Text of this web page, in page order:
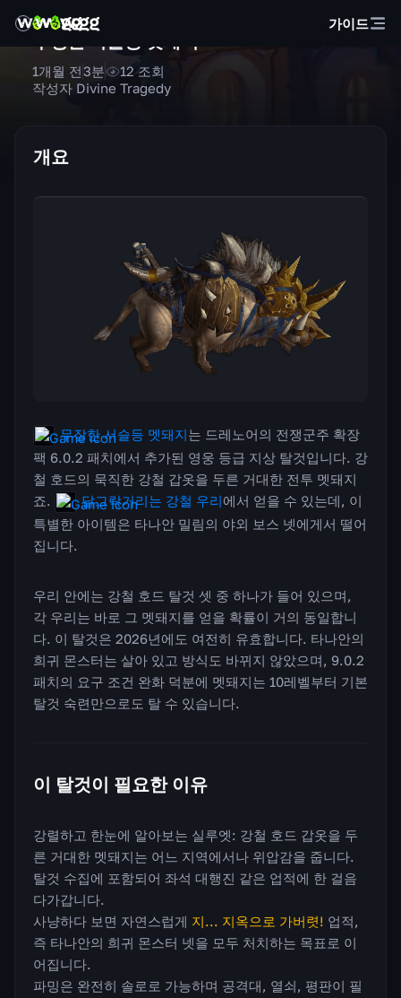
가이드
작성자 Divine Tragedy
1개월 전3분 12 조회
개요
무장한 서슬등 멧돼지는 드레노어의 전쟁군주 확장
팩 6.0.2 패치에서 추가된 영웅 등급 지상 탈것입니다. 강
철 호드의 묵직한 강철 갑옷을 두른 거대한 전투 멧돼지
죠.
달그락거리는 강철 우리에서 얻을 수 있는데, 이
특별한 아이템은 타나안 밀림의 야외 보스 넷에게서 떨어
집니다.
우리 안에는 강철 호드 탈것 셋 중 하나가 들어 있으며,
각 우리는 바로 그 멧돼지를 얻을 확률이 거의 동일합니
다. 이 탈것은 2026년에도 여전히 유효합니다. 타나안의
희귀 몬스터는 살아 있고 방식도 바뀌지 않았으며, 9.0.2
패치의 요구 조건 완화 덕분에 멧돼지는 10레벨부터 기본
탈것 숙련만으로도 탈 수 있습니다.
이 탈것이 필요한 이유
강렬하고 한눈에 알아보는 실루엣: 강철 호드 갑옷을 두
른 거대한 멧돼지는 어느 지역에서나 위압감을 줍니다.
탈것 수집에 포함되어 좌석 대행진 같은 업적에 한 걸음
다가갑니다.
사냥하다 보면 자연스럽게 지... 지옥으로 가버렷! 업적,
즉 타나안의 희귀 몬스터 넷을 모두 처치하는 목표로 이
어집니다.
파밍은 완전히 솔로로 가능하며 공격대, 열쇠, 평판이 필